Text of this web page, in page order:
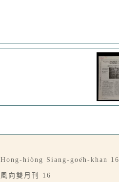
Hong-hiòng Siang-goe̍h-khan 16
風向雙月刊 16